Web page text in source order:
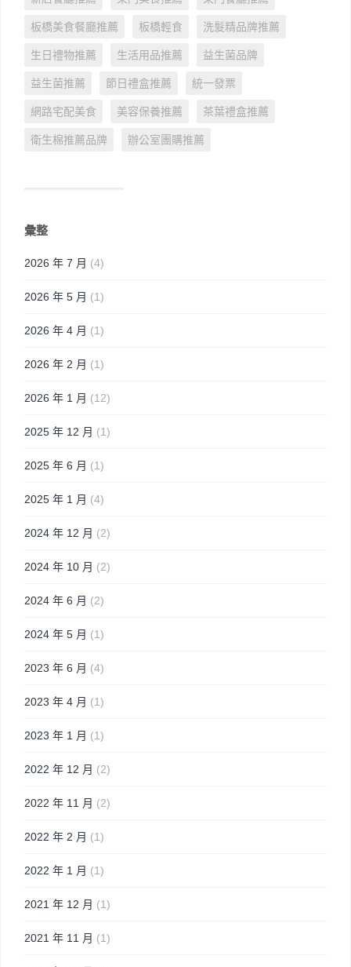
板橋美食餐廳推薦 板橋輕食 洗髮精品牌推薦
生日禮物推薦 生活用品推薦 益生菌品牌
益生菌推薦 節日禮盒推薦 統一發票
網路宅配美食 美容保養推薦 茶葉禮盒推薦
衛生棉推薦品牌 辦公室團購推薦
彙整
2026 年 7 月 (4)
2026 年 5 月 (1)
2026 年 4 月 (1)
2026 年 2 月 (1)
2026 年 1 月 (12)
2025 年 12 月 (1)
2025 年 6 月 (1)
2025 年 1 月 (4)
2024 年 12 月 (2)
2024 年 10 月 (2)
2024 年 6 月 (2)
2024 年 5 月 (1)
2023 年 6 月 (4)
2023 年 4 月 (1)
2023 年 1 月 (1)
2022 年 12 月 (2)
2022 年 11 月 (2)
2022 年 2 月 (1)
2022 年 1 月 (1)
2021 年 12 月 (1)
2021 年 11 月 (1)